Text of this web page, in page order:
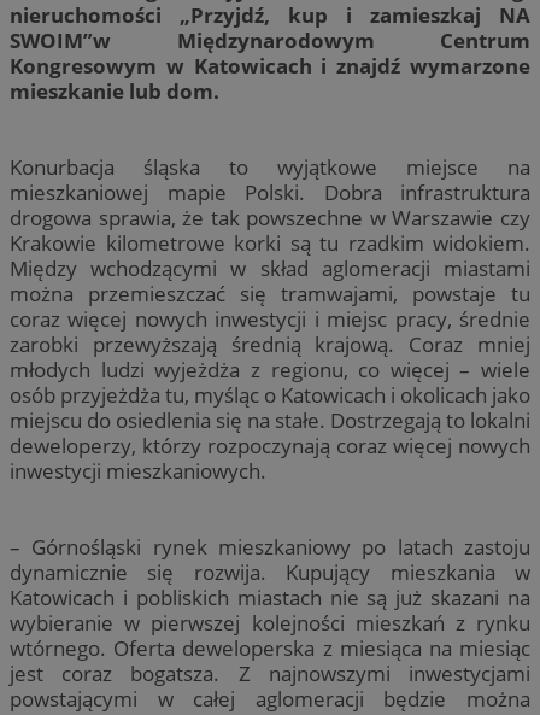
nieruchomości „Przyjdź, kup i zamieszkaj NA
SWOIM”w Międzynarodowym Centrum
Kongresowym w Katowicach i znajdź wymarzone
mieszkanie lub dom.
Konurbacja śląska to wyjątkowe miejsce na
mieszkaniowej mapie Polski. Dobra infrastruktura
drogowa sprawia, że tak powszechne w Warszawie czy
Krakowie kilometrowe korki są tu rzadkim widokiem.
Między wchodzącymi w skład aglomeracji miastami
można przemieszczać się tramwajami, powstaje tu
coraz więcej nowych inwestycji i miejsc pracy, średnie
zarobki przewyższają średnią krajową. Coraz mniej
młodych ludzi wyjeżdża z regionu, co więcej – wiele
osób przyjeżdża tu, myśląc o Katowicach i okolicach jako
miejscu do osiedlenia się na stałe. Dostrzegają to lokalni
deweloperzy, którzy rozpoczynają coraz więcej nowych
inwestycji mieszkaniowych.
– Górnośląski rynek mieszkaniowy po latach zastoju
dynamicznie się rozwija. Kupujący mieszkania w
Katowicach i pobliskich miastach nie są już skazani na
wybieranie w pierwszej kolejności mieszkań z rynku
wtórnego. Oferta deweloperska z miesiąca na miesiąc
jest coraz bogatsza. Z najnowszymi inwestycjami
powstającymi w całej aglomeracji będzie można